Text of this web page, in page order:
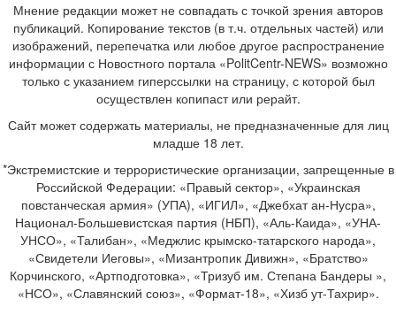
Мнение редакции может не совпадать с точкой зрения авторов
публикаций. Копирование текстов (в т.ч. отдельных частей) или
изображений, перепечатка или любое другое распространение
информации с Новостного портала «PolitCentr-NEWS» возможно
только с указанием гиперссылки на страницу, с которой был
осуществлен копипаст или рерайт.
Сайт может содержать материалы, не предназначенные для лиц
младше 18 лет.
*Экстремистские и террористические организации, запрещенные в
Российской Федерации: «Правый сектор», «Украинская
повстанческая армия» (УПА), «ИГИЛ», «Джебхат ан-Нусра»,
Национал-Большевистская партия (НБП), «Аль-Каида», «УНА-
УНСО», «Талибан», «Меджлис крымско-татарского народа»,
«Свидетели Иеговы», «Мизантропик Дивижн», «Братство»
Корчинского, «Артподготовка», «Тризуб им. Степана Бандеры »,
«НСО», «Славянский союз», «Формат-18», «Хизб ут-Тахрир».